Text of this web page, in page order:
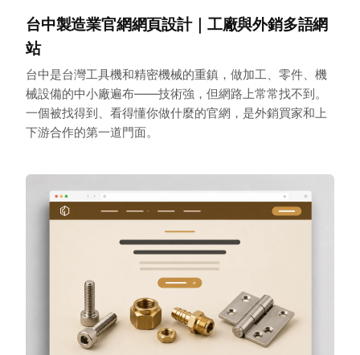
台中製造業官網網頁設計｜工廠與外銷多語網
站
台中是台灣工具機和精密機械的重鎮，做加工、零件、機
械設備的中小廠遍布——技術強，但網路上常常找不到。
一個被找得到、看得懂你做什麼的官網，是外銷買家和上
下游合作的第一道門面。